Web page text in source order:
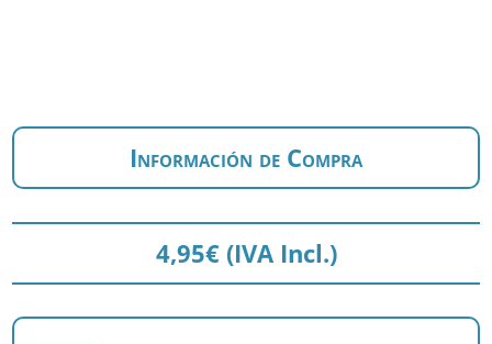
Información de Compra
4,95€ (IVA Incl.)